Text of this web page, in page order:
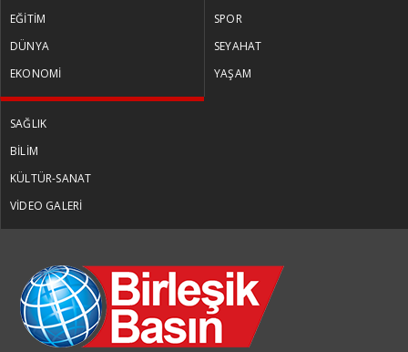
EĞİTİM
DÜNYA
EKONOMİ
SPOR
SEYAHAT
YAŞAM
SAĞLIK
BİLİM
KÜLTÜR-SANAT
VİDEO GALERİ